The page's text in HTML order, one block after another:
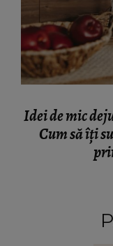
Idei de mic
Cum să îți